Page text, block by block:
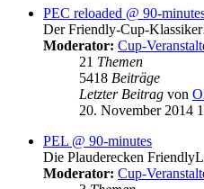
PEC reloaded @ 90-
Der Friendly-Cup-
Moderator: Cup-
21 Themen
5418 Beiträge
Letzter Beitrag von
20. November 2014
PEL @ 90-minutes
Die Plauderecken
Moderator: Cup-